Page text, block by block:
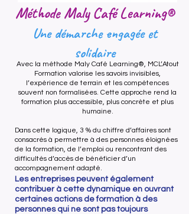
Méthode Maly Café Learning®
Une démarche engagée et
solidaire
Avec la méthode Maly Café Learning®, MCL’Atout
Formation valorise les savoirs invisibles,
l’expérience de terrain et les compétences
souvent non formalisées. Cette approche rend la
formation plus accessible, plus concrète et plus
humaine.​
Dans cette logique, 3 % du chiffre d’affaires sont
consacrés à permettre à des personnes éloignées
de la formation, de l’emploi ou rencontrant des
difficultés d’accès de bénéficier d’un
accompagnement adapté.
Les entreprises peuvent également
contribuer à cette dynamique en ouvrant
certaines actions de formation à des
personnes qui ne sont pas toujours